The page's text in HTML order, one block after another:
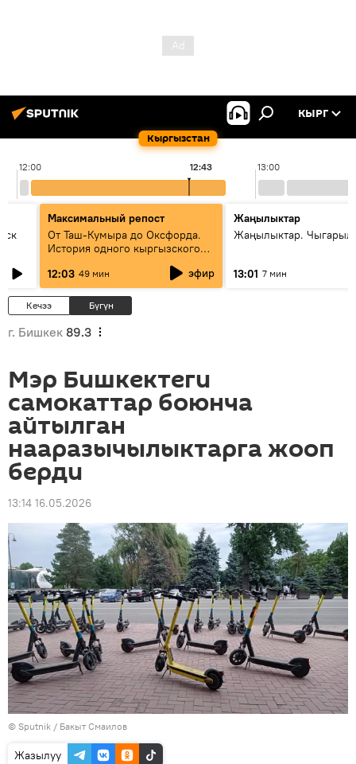
Кыргызстан
КЫРГ
12:00 13:00
12:43
Максимальный репост
От Таш-Кумыра до Оксфорда.
История одного кыргызского
12:03 49 мин эфир
Жаңылыктар
Жаңылыктар.
13:01 7 мин
Кечээ Бүгүн
г. Бишкек 89.3
Мэр Бишкектеги
самокаттар боюнча
айтылган
нааразычылыктарга жооп
берди
13:14 16.05.2026
© Sputnik / Бакыт Смаилов
Жазылуу